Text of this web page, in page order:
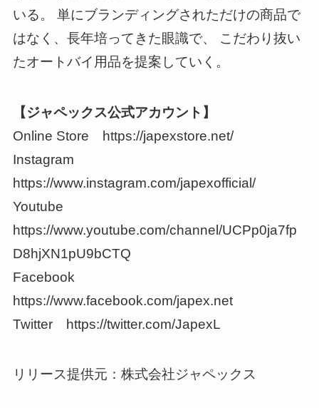
いる。 単にブランディングされただけの商品で
はなく、長年培ってきた眼識で、 こだわり抜い
たオートバイ用品を提案していく。
【ジャペックス公式アカウント】
Online Store https://japexstore.net/
Instagram
https://www.instagram.com/japexofficial/
Youtube
https://www.youtube.com/channel/UCPp0ja7fp
D8hjXN1pU9bCTQ
Facebook
https://www.facebook.com/japex.net
Twitter https://twitter.com/JapexL
リリース提供元：株式会社ジャペックス